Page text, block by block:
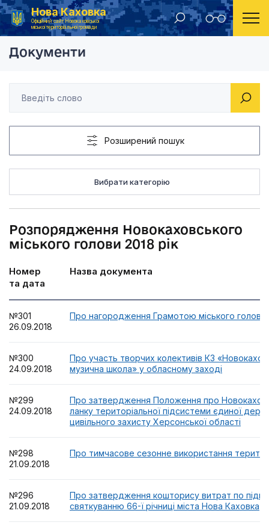
Нова Каховка
Офіційний сайт Новокаховської
міської територіальної громади
Головна Розпорядження Новокаховського міського
Документи
Розширений пошук
Вибрати категорію
Розпорядження Новокаховського
міського голови 2018 рік
Номер
та дата
Назва документа
№301
26.09.2018
Про нагородження Грамотою міського голови
№300
24.09.2018
Про участь творчих колективів КЗ
музична школа» у обласному заході
№299
24.09.2018
Про затвердження Положення про
ланку територіальної підсистеми єдиної
цивільного захисту Херсонської області
№298
21.09.2018
Про тимчасове сезонне використання
№296
21.09.2018
Про затвердження кошторису витрат по
святкуванню 66-ї річниці міста Нова Каховка